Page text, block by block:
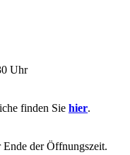
Uhr
finden Sie hier.
der Öffnungszeit.